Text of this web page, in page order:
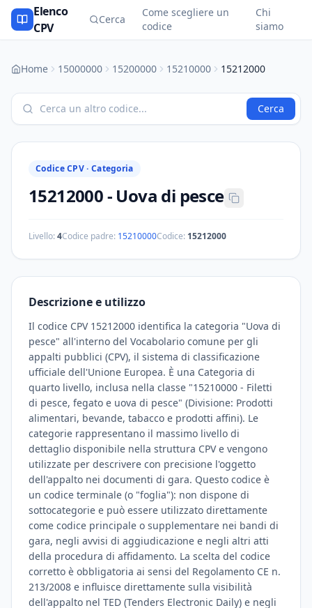
Elenco
CPV
Cerca
Come scegliere un
codice
Chi
siamo
Home 15000000 15200000 15210000 15212000
Cerca
Codice CPV · Categoria
15212000- Uova di pesce
Livello:4Codice padre: 15210000Codice: 15212000
Descrizione e utilizzo
Il codice CPV 15212000 identifica la categoria "Uova di
pesce" all'interno del Vocabolario comune per gli
appalti pubblici (CPV), il sistema di classificazione
ufficiale dell'Unione Europea. È una Categoria di
quarto livello, inclusa nella classe "15210000 - Filetti
di pesce, fegato e uova di pesce" (Divisione: Prodotti
alimentari, bevande, tabacco e prodotti affini). Le
categorie rappresentano il massimo livello di
dettaglio disponibile nella struttura CPV e vengono
utilizzate per descrivere con precisione l'oggetto
dell'appalto nei documenti di gara. Questo codice è
un codice terminale (o "foglia"): non dispone di
sottocategorie e può essere utilizzato direttamente
come codice principale o supplementare nei bandi di
gara, negli avvisi di aggiudicazione e negli altri atti
della procedura di affidamento. La scelta del codice
corretto è obbligatoria ai sensi del Regolamento CE n.
213/2008 e influisce direttamente sulla visibilità
dell'appalto nel TED (Tenders Electronic Daily) e negli